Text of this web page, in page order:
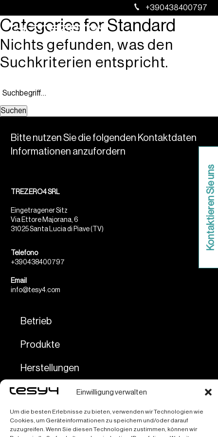
Einwilligung verwalten
Um die besten Erlebnisse zu bieten, verwenden wir Technologien wie
Cookies, um Geräteinformationen zu speichern und/oder darauf
zuzugreifen. Wenn Sie diesen Technologien zustimmen, können wir
+390438400797
Kontaktieren Sie uns
Categories for Standard
Nichts gefunden, was den
Suchkriterien entspricht.
Suchen
Bitte nutzen Sie die folgenden Kontaktdaten
Informationen anzufordern
TREZERO4 SRL
Eingetragener Sitz
Via Ettore Majorana, 6
31025 Santa Lucia di Piave (TV)
Telefono
+390438400797
Email
info@tesy4.com
Betrieb
Produkte
Herstellungen
Dienstleistungen
Kontakte